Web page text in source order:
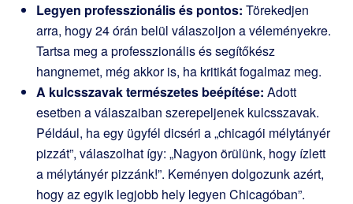
Legyen professzionális és pontos: Törekedjen
arra, hogy 24 órán belül válaszoljon a véleményekre.
Tartsa meg a professzionális és segítőkész
hangnemet, még akkor is, ha kritikát fogalmaz meg.
A kulcsszavak természetes beépítése: Adott
esetben a válaszaiban szerepeljenek kulcsszavak.
Például, ha egy ügyfél dicséri a „chicagói mélytányér
pizzát”, válaszolhat így: „Nagyon örülünk, hogy ízlett
a mélytányér pizzánk!”. Keményen dolgozunk azért,
hogy az egyik legjobb hely legyen Chicagóban”.